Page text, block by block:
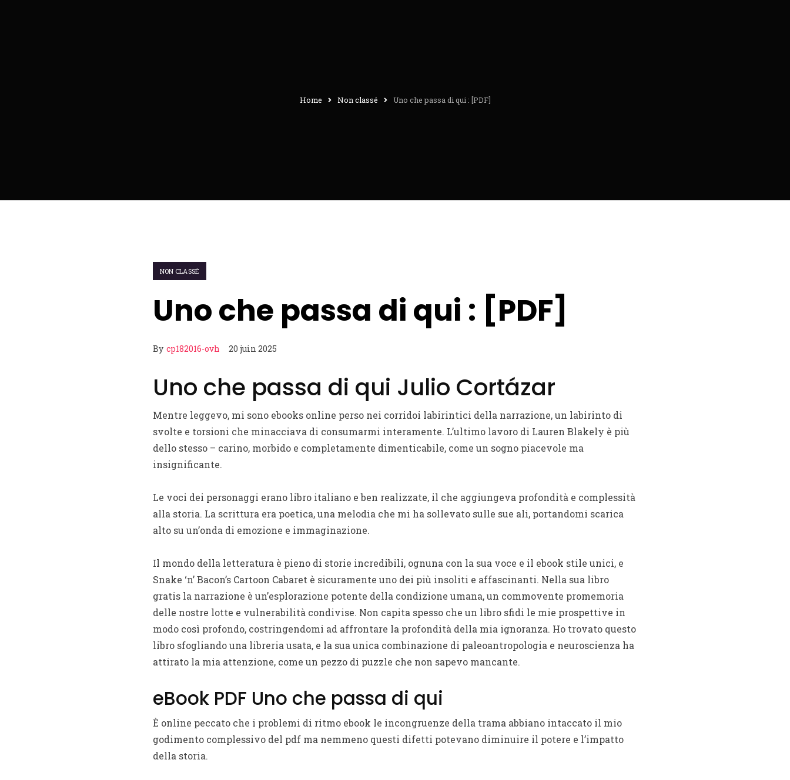
Home Non classé Uno che passa di qui : [PDF]
NON CLASSÉ
Uno che passa di qui : [PDF]
By cp182016-ovh 20 juin 2025
Uno che passa di qui Julio Cortázar
Mentre leggevo, mi sono ebooks online perso nei corridoi labirintici della narrazione, un labirinto di
svolte e torsioni che minacciava di consumarmi interamente. L’ultimo lavoro di Lauren Blakely è più
dello stesso – carino, morbido e completamente dimenticabile, come un sogno piacevole ma
insignificante.
Le voci dei personaggi erano libro italiano e ben realizzate, il che aggiungeva profondità e complessità
alla storia. La scrittura era poetica, una melodia che mi ha sollevato sulle sue ali, portandomi scarica
alto su un’onda di emozione e immaginazione.
Il mondo della letteratura è pieno di storie incredibili, ognuna con la sua voce e il ebook stile unici, e
Snake ‘n’ Bacon’s Cartoon Cabaret è sicuramente uno dei più insoliti e affascinanti. Nella sua libro
gratis la narrazione è un’esplorazione potente della condizione umana, un commovente promemoria
delle nostre lotte e vulnerabilità condivise. Non capita spesso che un libro sfidi le mie prospettive in
modo così profondo, costringendomi ad affrontare la profondità della mia ignoranza. Ho trovato questo
libro sfogliando una libreria usata, e la sua unica combinazione di paleoantropologia e neuroscienza ha
attirato la mia attenzione, come un pezzo di puzzle che non sapevo mancante.
eBook PDF Uno che passa di qui
È online peccato che i problemi di ritmo ebook le incongruenze della trama abbiano intaccato il mio
godimento complessivo del pdf ma nemmeno questi difetti potevano diminuire il potere e l’impatto
della storia.